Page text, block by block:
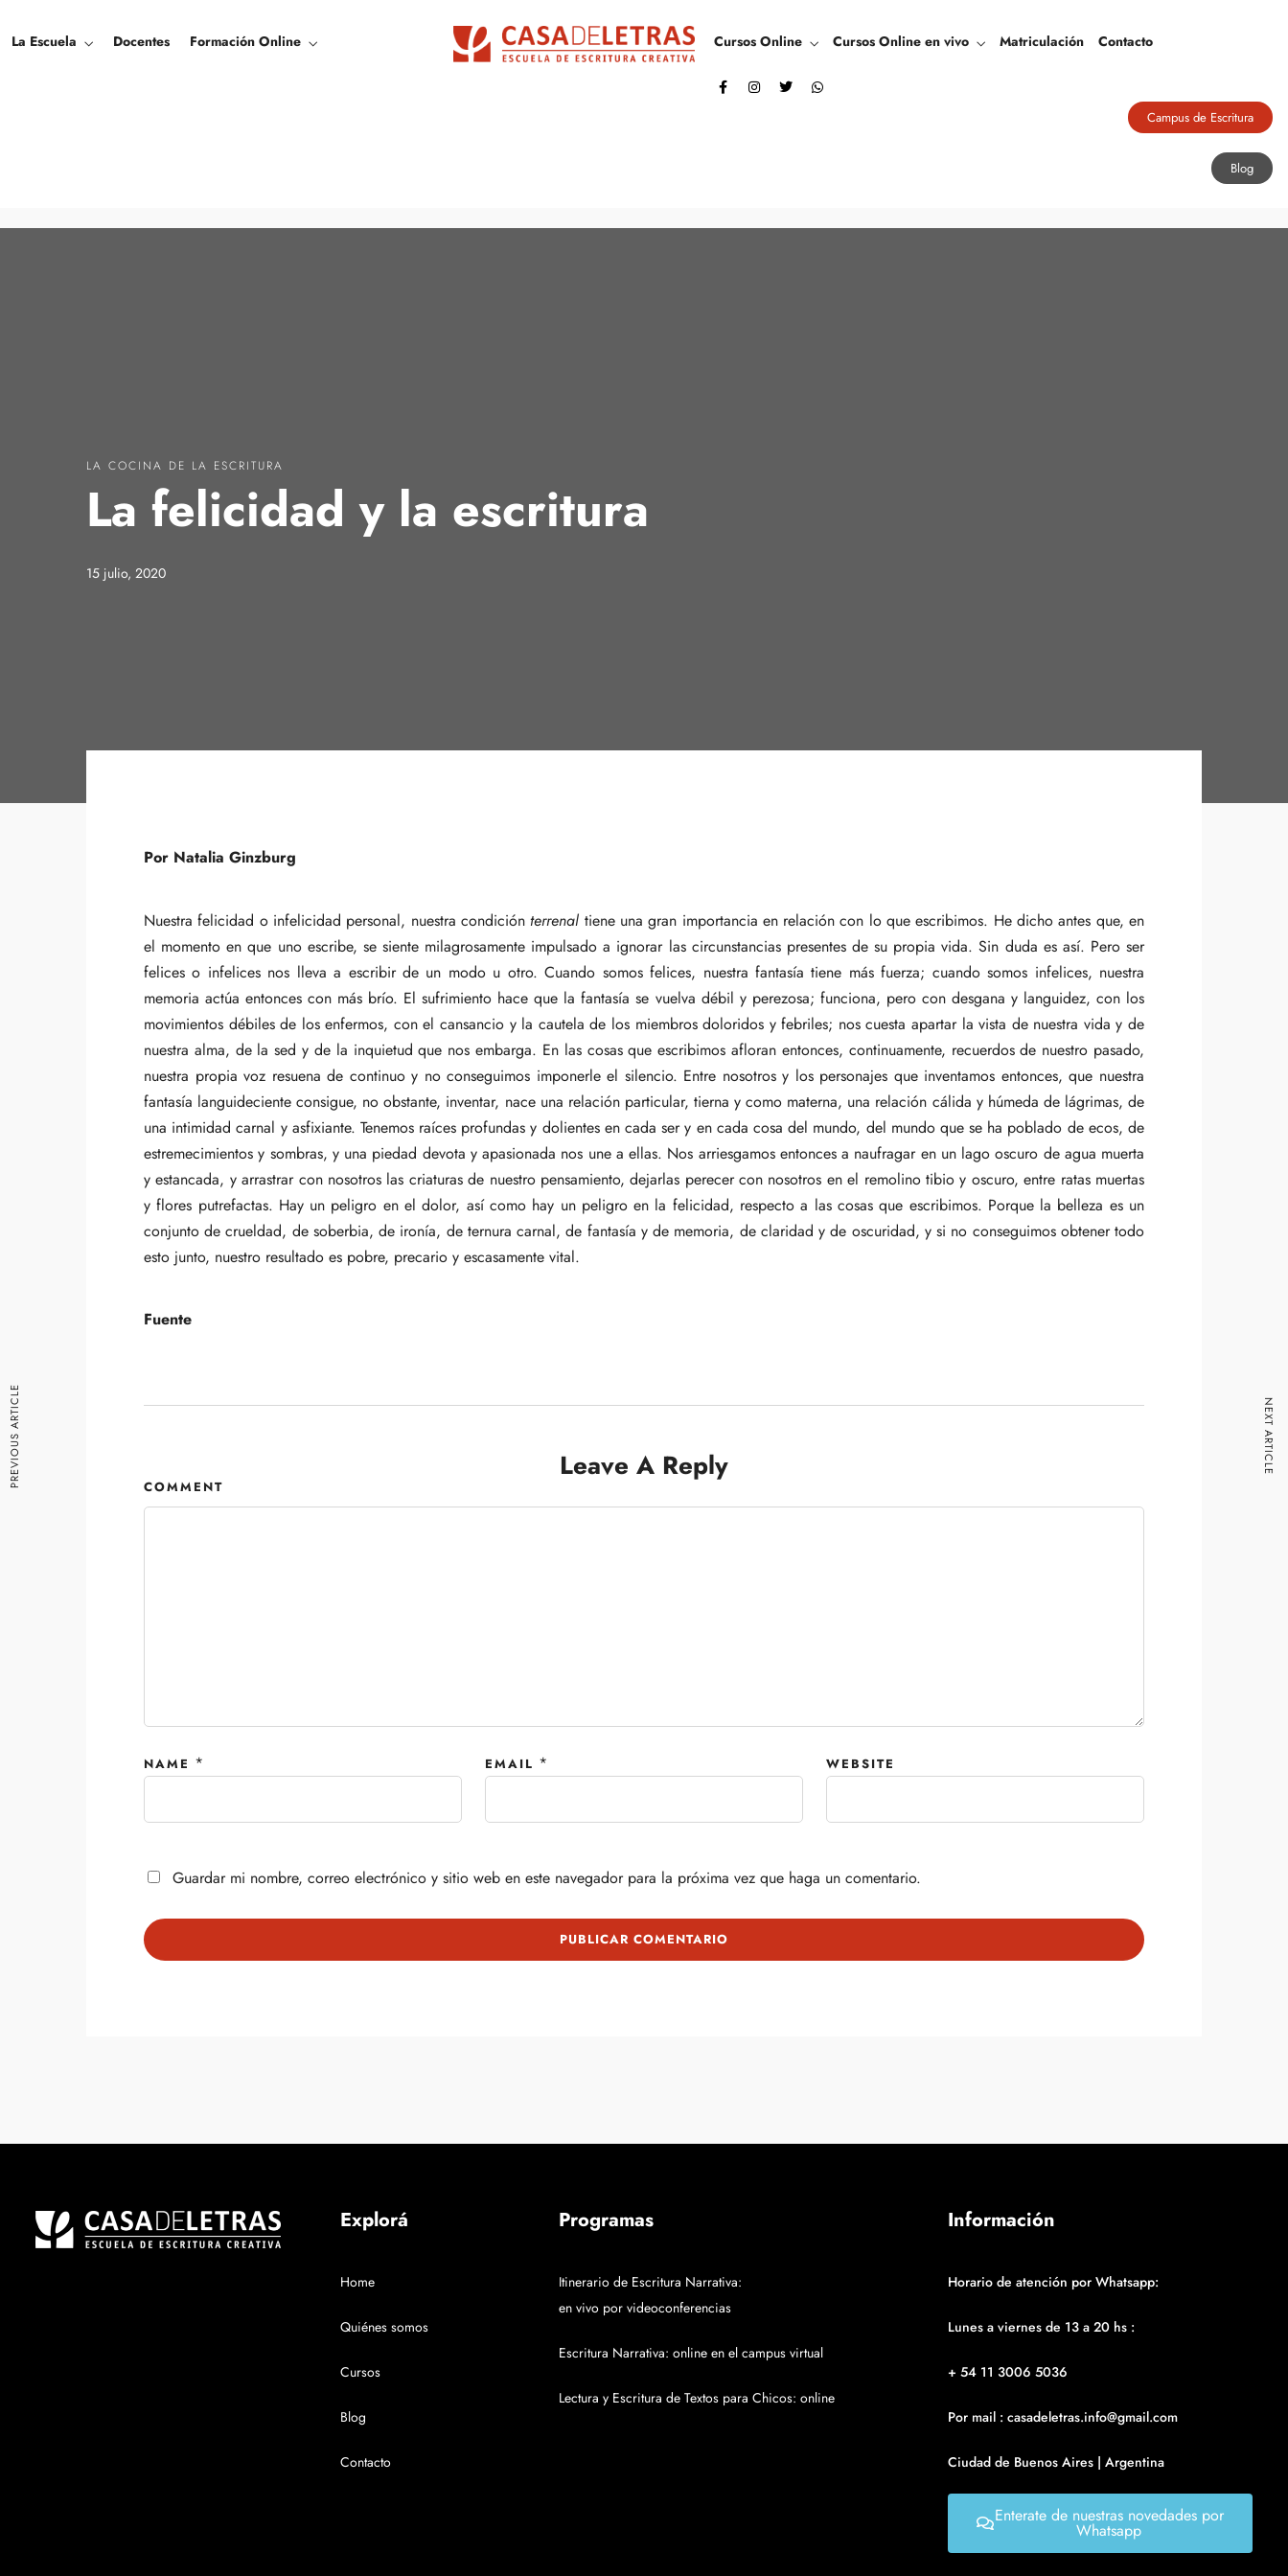
La Escuela Docentes Formación Online Cursos Online Cursos Online en vivo Matriculación Contacto
Campus de Escritura
Blog
LA COCINA DE LA ESCRITURA
La felicidad y la escritura
15 julio, 2020
Por Natalia Ginzburg
Nuestra felicidad o infelicidad personal, nuestra condiciónterrenal tiene una gran importancia en relación con lo que escribimos. He dicho antes que, en
el momento en que uno escribe, se siente milagrosamente impulsado a ignorar las circunstancias presentes de su propia vida. Sin duda es así. Pero ser
felices o infelices nos lleva a escribir de un modo u otro. Cuando somos felices, nuestra fantasía tiene más fuerza; cuando somos infelices, nuestra
memoria actúa entonces con más brío. El sufrimiento hace que la fantasía se vuelva débil y perezosa; funciona, pero con desgana y languidez, con los
movimientos débiles de los enfermos, con el cansancio y la cautela de los miembros doloridos y febriles; nos cuesta apartar la vista de nuestra vida y de
nuestra alma, de la sed y de la inquietud que nos embarga. En las cosas que escribimos afloran entonces, continuamente, recuerdos de nuestro pasado,
nuestra propia voz resuena de continuo y no conseguimos imponerle el silencio. Entre nosotros y los personajes que inventamos entonces, que nuestra
fantasía languideciente consigue, no obstante, inventar, nace una relación particular, tierna y como materna, una relación cálida y húmeda de lágrimas, de
una intimidad carnal y asfixiante. Tenemos raíces profundas y dolientes en cada ser y en cada cosa del mundo, del mundo que se ha poblado de ecos, de
estremecimientos y sombras, y una piedad devota y apasionada nos une a ellas. Nos arriesgamos entonces a naufragar en un lago oscuro de agua muerta
y estancada, y arrastrar con nosotros las criaturas de nuestro pensamiento, dejarlas perecer con nosotros en el remolino tibio y oscuro, entre ratas muertas
y flores putrefactas. Hay un peligro en el dolor, así como hay un peligro en la felicidad, respecto a las cosas que escribimos. Porque la belleza es un
conjunto de crueldad, de soberbia, de ironía, de ternura carnal, de fantasía y de memoria, de claridad y de oscuridad, y si no conseguimos obtener todo
esto junto, nuestro resultado es pobre, precario y escasamente vital.
Fuente
Leave A Reply
COMMENT
NAME * EMAIL * WEBSITE
Guardar mi nombre, correo electrónico y sitio web en este navegador para la próxima vez que haga un comentario.
PREVIOUS ARTICLE NEXT ARTICLE
Explorá
Home
Quiénes somos
Cursos
Blog
Contacto
Programas
Itinerario de Escritura Narrativa:
en vivo por videoconferencias
Escritura Narrativa: online en el campus virtual
Lectura y Escritura de Textos para Chicos: online
Información
Horario de atención por Whatsapp:
Lunes a viernes de 13 a 20 hs :
+ 54 11 3006 5036
Por mail : casadeletras.info@gmail.com
Ciudad de Buenos Aires | Argentina
Enterate de nuestras novedades por
Whatsapp